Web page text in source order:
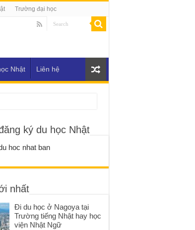
Trường đại học
Nhật Liên hệ
ký du học Nhật
nhất
Đi du học ở Nagoya tại
Trường tiếng Nhật hay học
viện Nhật Ngữ